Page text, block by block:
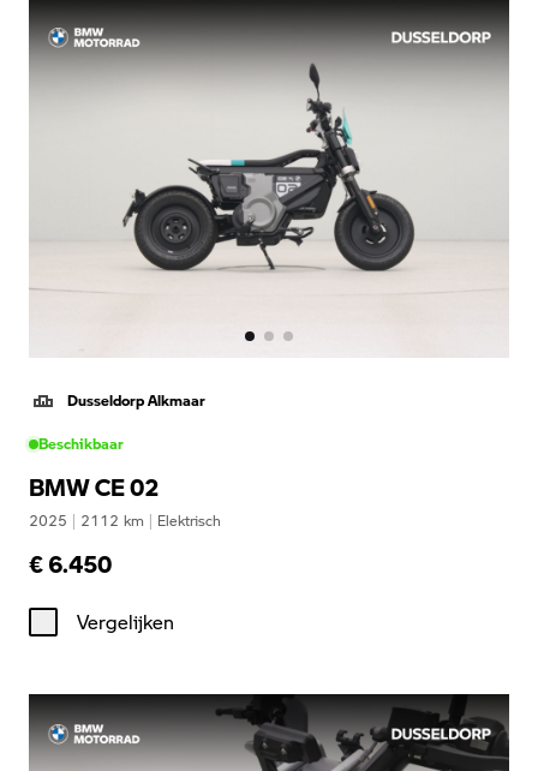
Dusseldorp Alkmaar
Beschikbaar
BMW CE 02
2025 | 2112 km | Elektrisch
€ 6.450
Vergelijken